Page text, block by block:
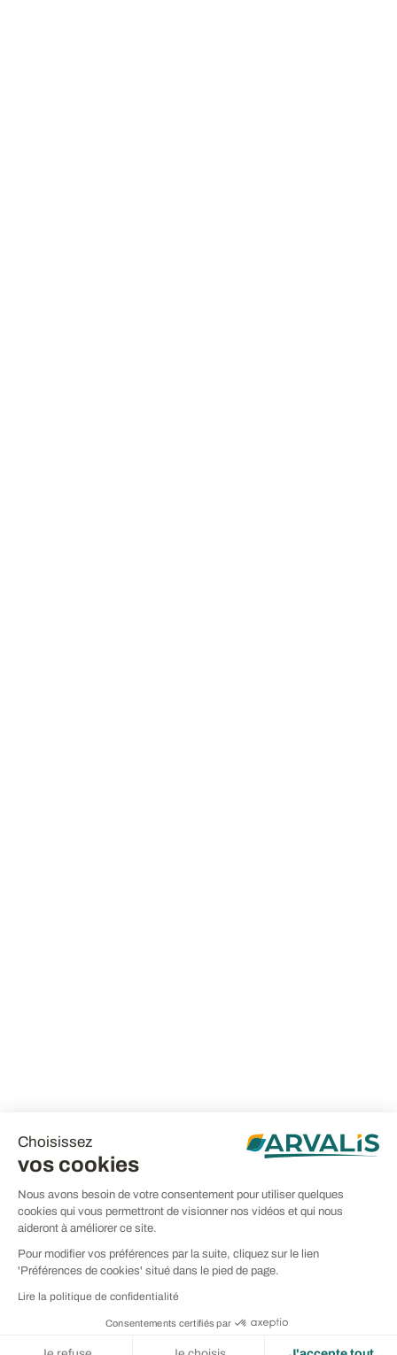
Choisissez
vos cookies
Nous avons besoin de votre consentement pour utiliser quelques
cookies qui vous permettront de visionner nos vidéos et qui nous
aideront à améliorer ce site.
Pour modifier vos préférences par la suite, cliquez sur le lien
'Préférences de cookies' situé dans le pied de page.
Lire la politique de confidentialité
Consentements certifiés par